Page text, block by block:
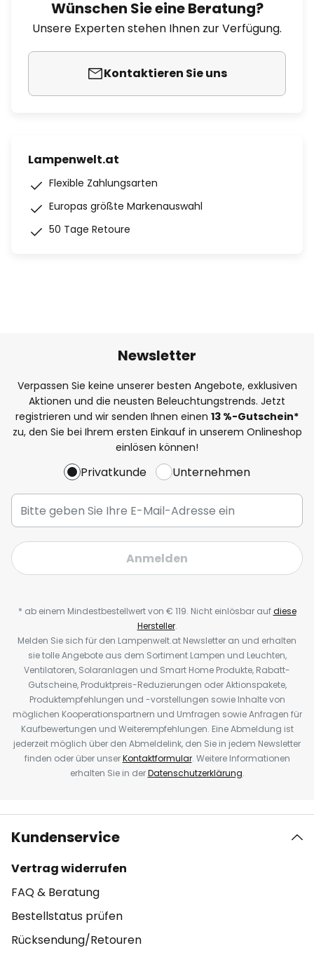
Wünschen Sie eine Beratung?
Unsere Experten stehen Ihnen zur Verfügung.
Kontaktieren Sie uns
Lampenwelt.at
Flexible Zahlungsarten
Europas größte Markenauswahl
50 Tage Retoure
Newsletter
Verpassen Sie keine unserer besten Angebote, exklusiven
Aktionen und die neusten Beleuchtungstrends. Jetzt
registrieren und wir senden Ihnen einen 13 %-Gutschein*
zu, den Sie bei Ihrem ersten Einkauf in unserem Onlineshop
einlösen können!
Privatkunde Unternehmen
Anmelden
* ab einem Mindestbestellwert von € 119. Nicht einlösbar aufdiese
Hersteller.
Melden Sie sich für den Lampenwelt.at Newsletter an und erhalten
sie tolle Angebote aus dem Sortiment Lampen und Leuchten,
Ventilatoren, Solaranlagen und Smart Home Produkte, Rabatt-
Gutscheine, Produktpreis-Reduzierungen oder Aktionspakete,
Produktempfehlungen und -vorstellungen sowie Inhalte von
möglichen Kooperationspartnern und Umfragen sowie Anfragen für
Kaufbewertungen und Weiterempfehlungen. Eine Abmeldung ist
jederzeit möglich über den Abmeldelink, den Sie in jedem Newsletter
finden oder über unserKontaktformular. Weitere Informationen
erhalten Sie in derDatenschutzerklärung.
Kundenservice
Vertrag widerrufen
FAQ & Beratung
Bestellstatus prüfen
Rücksendung/Retouren